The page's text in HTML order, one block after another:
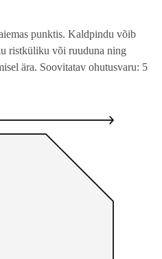
punktis. Kaldpindu võib
ristküliku või ruuduna ning
ära. Soovitatav ohutusvaru: 5